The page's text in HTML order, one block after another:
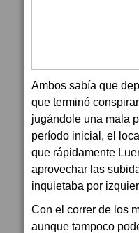
Ambos sabía que
que terminó
jugándole una mala
período inicial, el
que rápidamente
aprovechar las
inquietaba por
Con el correr de los
aunque tampoco